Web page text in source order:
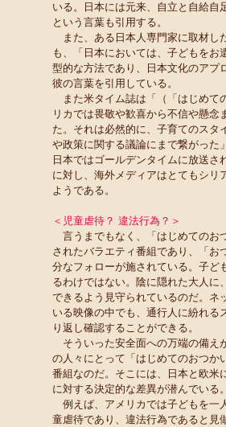
いる。日本には元来、自立と自給自
という言葉も引用する。
また、ある日本人専門家に取材し
も、「日本においては、子どもをお
型的な方法であり、日本文化のアプ
彼の言葉を引用している。
また米タイム誌は「（「はじめて
リカでは畏敬や歓喜から不信や懸念
た。それは必然的に、子育てのスタ
や政策に関する議論にまで繋がった
日本ではゴールデンタイムに放送さ
に対し、海外メディアはとてもシリ
ようである。
＜児童虐待？ 違法行為？＞
言うまでもなく、「はじめてのお
されたバラエティ番組であり、「お
分なフォローが施されている。子ど
るわけではない。陰に隠れた大人に
できるよう見守られているのだ。ネ
いる映像の中でも、通行人に紛れる
り返し確認することができる。
そういった安全面への万端の備え
の人々にとって「はじめてのおつか
番組なのだ。そこには、日本と欧米
に対する決定的な差異が潜んでいる。
例えば、アメリカでは子どもを一
童虐待であり、違法行為であると見